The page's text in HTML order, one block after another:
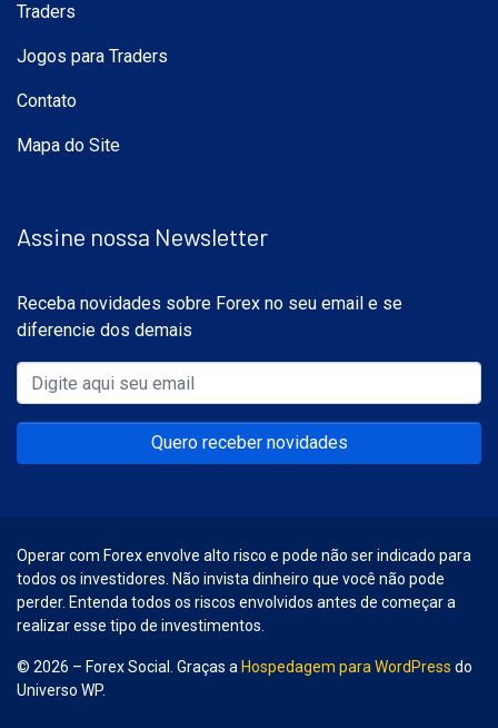
Traders
Jogos para Traders
Contato
Mapa do Site
Assine nossa Newsletter
Receba novidades sobre Forex no seu email e se
diferencie dos demais
Quero receber novidades
Operar com Forex envolve alto risco e pode não ser indicado para
todos os investidores. Não invista dinheiro que você não pode
perder. Entenda todos os riscos envolvidos antes de começar a
realizar esse tipo de investimentos.
© 2026 – Forex Social. Graças a Hospedagem para WordPress do
Universo WP.